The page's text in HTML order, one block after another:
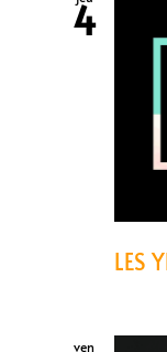
4
LES
ven